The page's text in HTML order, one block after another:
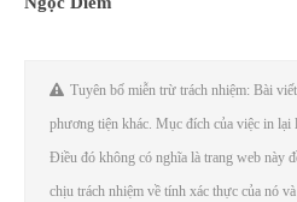
Tuyên bố miễn trừ trách nhiệm: Bài
phương tiện khác. Mục đích của việc in lại
Điều đó không có nghĩa là trang web này
chịu trách nhiệm về tính xác thực của nó